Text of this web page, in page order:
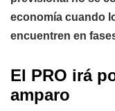
economía cuando
encuentren en
El PRO irá
amparo